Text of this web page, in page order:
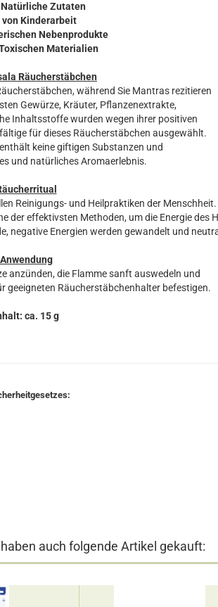
Natürliche Zutaten
von Kinderarbeit
Nebenprodukte
Materialien
Räucherstäbchen
während Sie Mantras rezitieren
Gewürze, Kräuter, Pflanzenextrakte,
Inhaltsstoffe wurden wegen ihrer positiven
für dieses Räucherstäbchen ausgewählt.
keine giftigen Substanzen und
und natürliches Aromaerlebnis.
Reinigungs- und Heilpraktiken der Menschheit.
der effektivsten Methoden, um die Energie des
negative Energien werden gewandelt und
Anwendung
anzünden, die Flamme sanft auswedeln und
geeigneten Räucherstäbchenhalter befestigen.
ca. 15 g
auch folgende Artikel gekauft: